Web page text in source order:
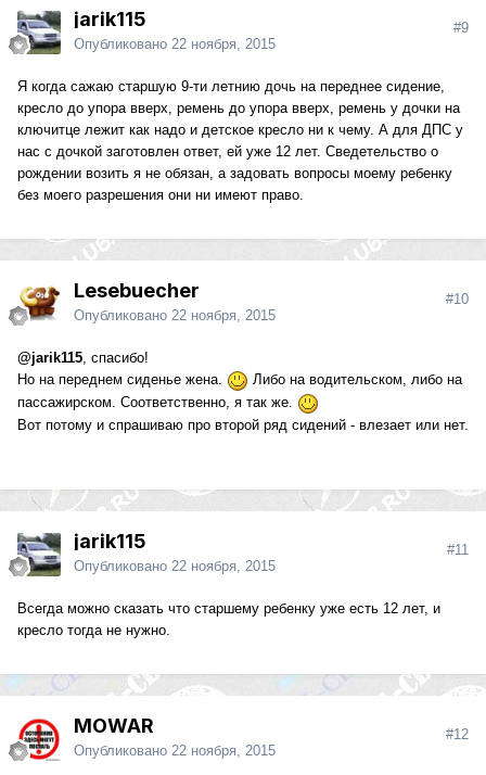
jarik115
Опубликовано 22 ноября, 2015
#9
Я когда сажаю старшую 9-ти летнию дочь на переднее сидение,
кресло до упора вверх, ремень до упора вверх, ремень у дочки на
ключитце лежит как надо и детское кресло ни к чему. А для ДПС у
нас с дочкой заготовлен ответ, ей уже 12 лет. Сведетельство о
рождении возить я не обязан, а задовать вопросы моему ребенку
без моего разрешения они ни имеют право.
Lesebuecher
Опубликовано 22 ноября, 2015
#10
@jarik115, спасибо!
Но на переднем сиденье жена.
Либо на водительском, либо на
пассажирском. Соответственно, я так же.
Вот потому и спрашиваю про второй ряд сидений - влезает или нет.
jarik115
Опубликовано 22 ноября, 2015
#11
Всегда можно сказать что старшему ребенку уже есть 12 лет, и
кресло тогда не нужно.
MOWAR
Опубликовано 22 ноября, 2015
#12